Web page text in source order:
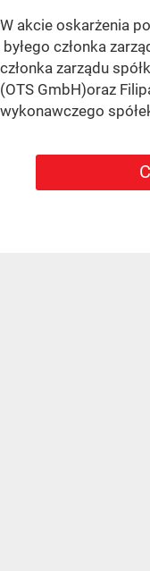
W akcie oskarżenia
byłego członka
członka zarządu
(OTS GmbH)oraz
wykonawczego